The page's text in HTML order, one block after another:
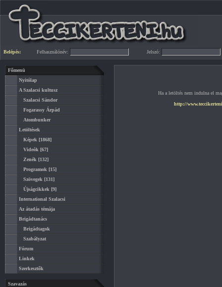
Belépés: Felhasználónév: Jelszó:
Főmenü
Nyitólap
A Szalacsi kultusz
Szalacsi Sándor
Fogarassy Árpád
Atombunker
Letöltések
Képek [1868]
Videók [67]
Zenék [132]
Programok [15]
Szövegek [131]
Újságcikkek [9]
International Szalacsi
Az átadás témája
Brigádtanács
Brigádtagok
Szabályzat
Fórum
Linkek
Szerkesztők
Szavazás
Ha a letöltés nem indulna el
http://